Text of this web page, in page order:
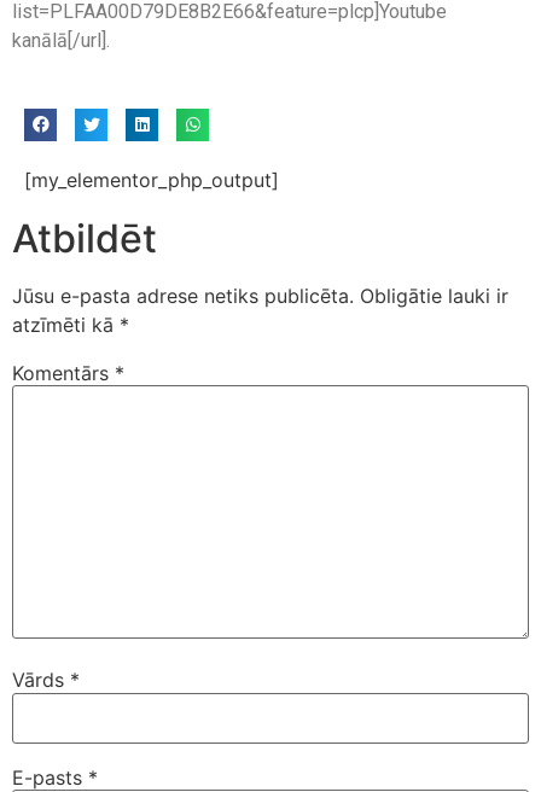
list=PLFAA00D79DE8B2E66&feature=plcp]Youtube
kanālā[/url].
[my_elementor_php_output]
Atbildēt
Jūsu e-pasta adrese netiks publicēta. Obligātie lauki ir
atzīmēti kā *
Komentārs *
Vārds *
E-pasts *